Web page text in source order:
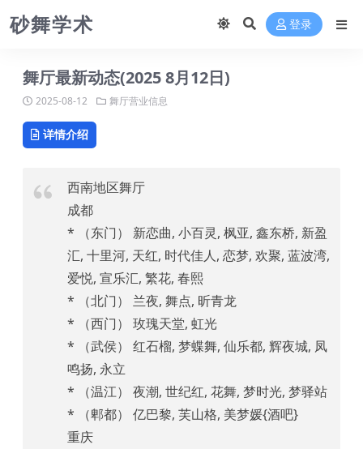
砂舞学术 登录
舞厅最新动态(2025 8月12日)
2025-08-12 舞厅营业信息
详情介绍
西南地区舞厅
成都
* （东门） 新恋曲, 小百灵, 枫亚, 鑫东桥, 新盈
汇, 十里河, 天红, 时代佳人, 恋梦, 欢聚, 蓝波湾,
爱悦, 宣乐汇, 繁花, 春熙
* （北门） 兰夜, 舞点, 昕青龙
* （西门） 玫瑰天堂, 虹光
* （武侯） 红石榴, 梦蝶舞, 仙乐都, 辉夜城, 凤
鸣扬, 永立
* （温江） 夜潮, 世纪红, 花舞, 梦时光, 梦驿站
* （郫都） 亿巴黎, 芙山格, 美梦媛{酒吧}
重庆